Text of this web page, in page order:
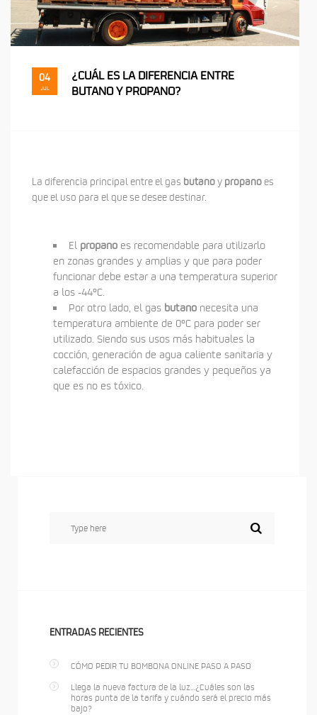
04
JUL
¿CUÁL ES LA DIFERENCIA ENTRE
BUTANO Y PROPANO?
La diferencia principal entre el gas butanoy propano es
que el uso para el que se desee destinar.
El propano es recomendable para utilizarlo
en zonas grandes y amplias y que para poder
funcionar debe estar a una temperatura superior
a los -44ºC.
Por otro lado, el gas butano necesita una
temperatura ambiente de 0ºC para poder ser
utilizado. Siendo sus usos más habituales la
cocción, generación de agua caliente sanitaria y
calefacción de espacios grandes y pequeños ya
que es no es tóxico.
ENTRADAS RECIENTES
CÓMO PEDIR TU BOMBONA ONLINE PASO A PASO
Llega la nueva factura de la luz…¿Cuáles son las
horas punta de la tarifa y cuándo será el precio más
bajo?